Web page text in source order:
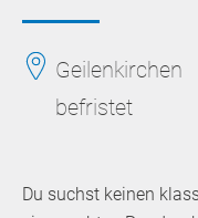
Geilenkirchen
befristet
Du suchst keinen